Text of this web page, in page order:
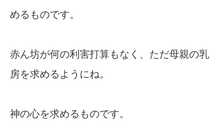
めるものです。
赤ん坊が何の利害打算もなく、ただ母親の乳
房を求めるようにね。
神の心を求めるものです。